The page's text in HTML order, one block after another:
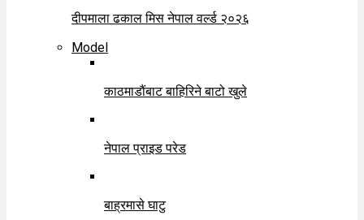
दीपमाला ढकाल मिस नेपाल वर्ल्ड २०२६
Model
काठमाडौंबाट बाहिरिने बाटो खुले
नेपाल प्राइड परेड
बाह्रमासे घाटु